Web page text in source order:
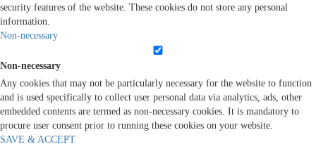
security features of the website. These cookies do not store any personal
information.
Non-necessary
Non-necessary
Any cookies that may not be particularly necessary for the website to function
and is used specifically to collect user personal data via analytics, ads, other
embedded contents are termed as non-necessary cookies. It is mandatory to
procure user consent prior to running these cookies on your website.
SAVE & ACCEPT